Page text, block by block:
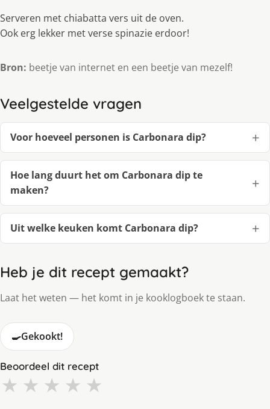
Serveren met chiabatta vers uit de oven.
Ook erg lekker met verse spinazie erdoor!
Bron: beetje van internet en een beetje van mezelf!
Veelgestelde vragen
Voor hoeveel personen is Carbonara dip?
Hoe lang duurt het om Carbonara dip te
maken?
Uit welke keuken komt Carbonara dip?
Heb je dit recept gemaakt?
Laat het weten — het komt in je kooklogboek te staan.
🍳Gekookt!
Beoordeel dit recept
★ ★ ★ ★ ★